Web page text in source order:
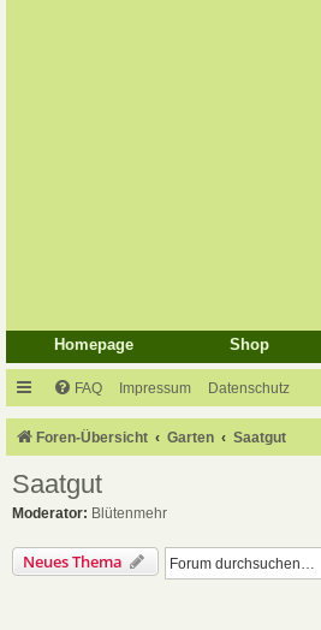
Homepage Shop
FAQ Impressum Datenschutz
Foren-Übersicht Garten Saatgut
Saatgut
Moderator: Blütenmehr
Neues Thema